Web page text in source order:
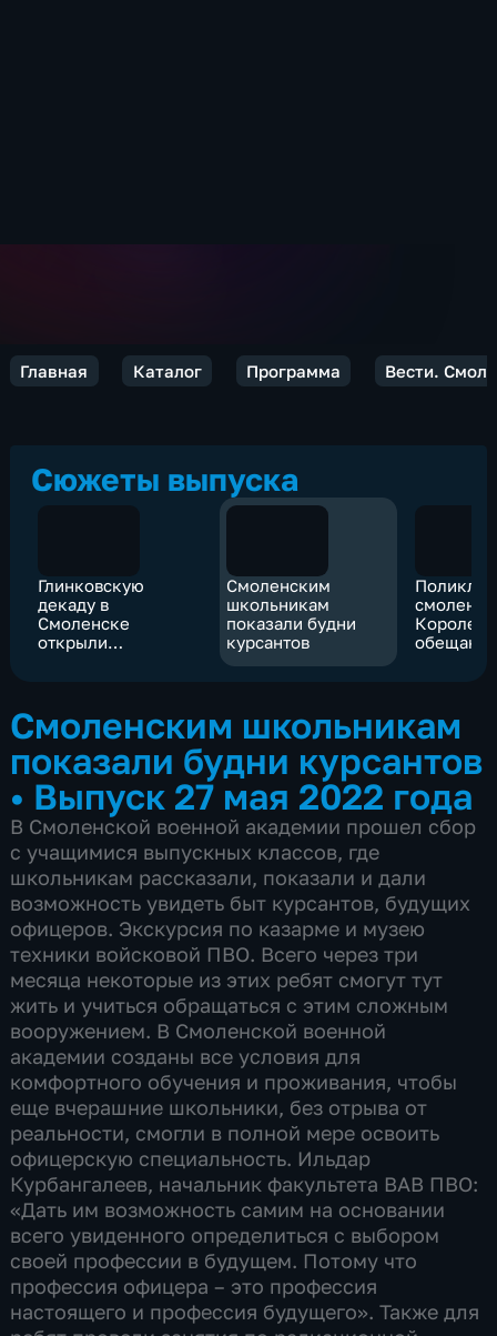
Главная Каталог Программа Вести.
Сюжеты выпуска
Глинковскую
декаду в
Смоленске
открыли
Смоленским
школьникам
показали будни
курсантов
обещают
Смоленским школьникам
показали будни курсантов
• Выпуск 27 мая 2022 года
В Смоленской военной академии прошел сбор
с учащимися выпускных классов, где
школьникам рассказали, показали и дали
возможность увидеть быт курсантов, будущих
офицеров. Экскурсия по казарме и музею
техники войсковой ПВО. Всего через три
месяца некоторые из этих ребят смогут тут
жить и учиться обращаться с этим сложным
вооружением. В Смоленской военной
академии созданы все условия для
комфортного обучения и проживания, чтобы
еще вчерашние школьники, без отрыва от
реальности, смогли в полной мере освоить
офицерскую специальность. Ильдар
Курбангалеев, начальник факультета ВАВ ПВО:
«Дать им возможность самим на основании
всего увиденного определиться с выбором
своей профессии в будущем. Потому что
профессия офицера – это профессия
настоящего и профессия будущего». Также для